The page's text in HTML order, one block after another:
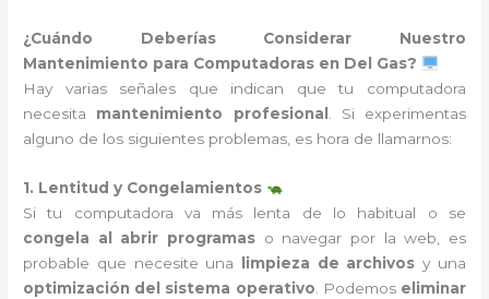
¿Cuándo Deberías Considerar Nuestro
Mantenimiento para Computadoras en Del Gas?
Hay varias señales que indican que tu computadora
necesita mantenimiento profesional . Si experimentas
alguno de los siguientes problemas, es hora de llamarnos:
1. Lentitud y Congelamientos
Si tu computadora va más lenta de lo habitual o se
congela al abrir programas o navegar por la web, es
probable que necesite una
limpieza de archivos y una
optimización del sistema operativo . Podemos eliminar